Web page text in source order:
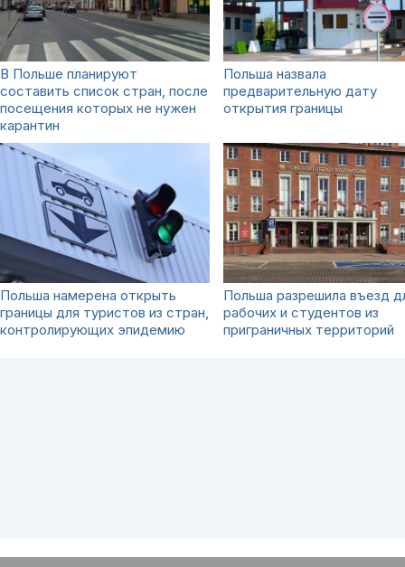
В Польше планируют
составить список стран, после
посещения которых не нужен
карантин
Польша назвала
предварительную дату
открытия границы
Польша намерена открыть
границы для туристов из стран,
контролирующих эпидемию
Польша разрешила въезд
рабочих и студентов из
приграничных территорий